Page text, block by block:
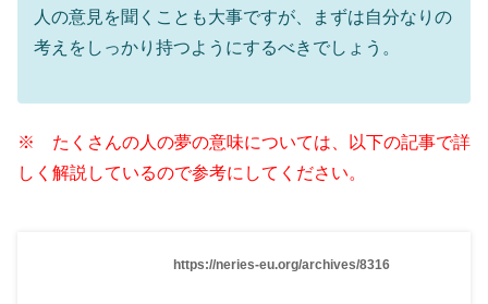
人の意見を聞くことも大事ですが、まずは自分なりの
考えをしっかり持つようにするべきでしょう。
※ たくさんの人の夢の意味については、以下の記事で詳
しく解説しているので参考にしてください。
https://neries-eu.org/archives/8316